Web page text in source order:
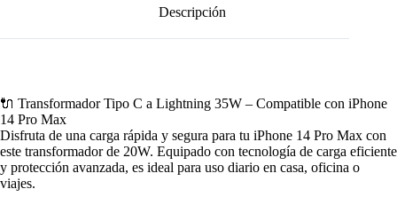
Descripción
🔌 Transformador Tipo C a Lightning 35W – Compatible con iPhone
14 Pro Max
Disfruta de una carga rápida y segura para tu iPhone 14 Pro Max con
este transformador de 20W. Equipado con tecnología de carga eficiente
y protección avanzada, es ideal para uso diario en casa, oficina o
viajes.